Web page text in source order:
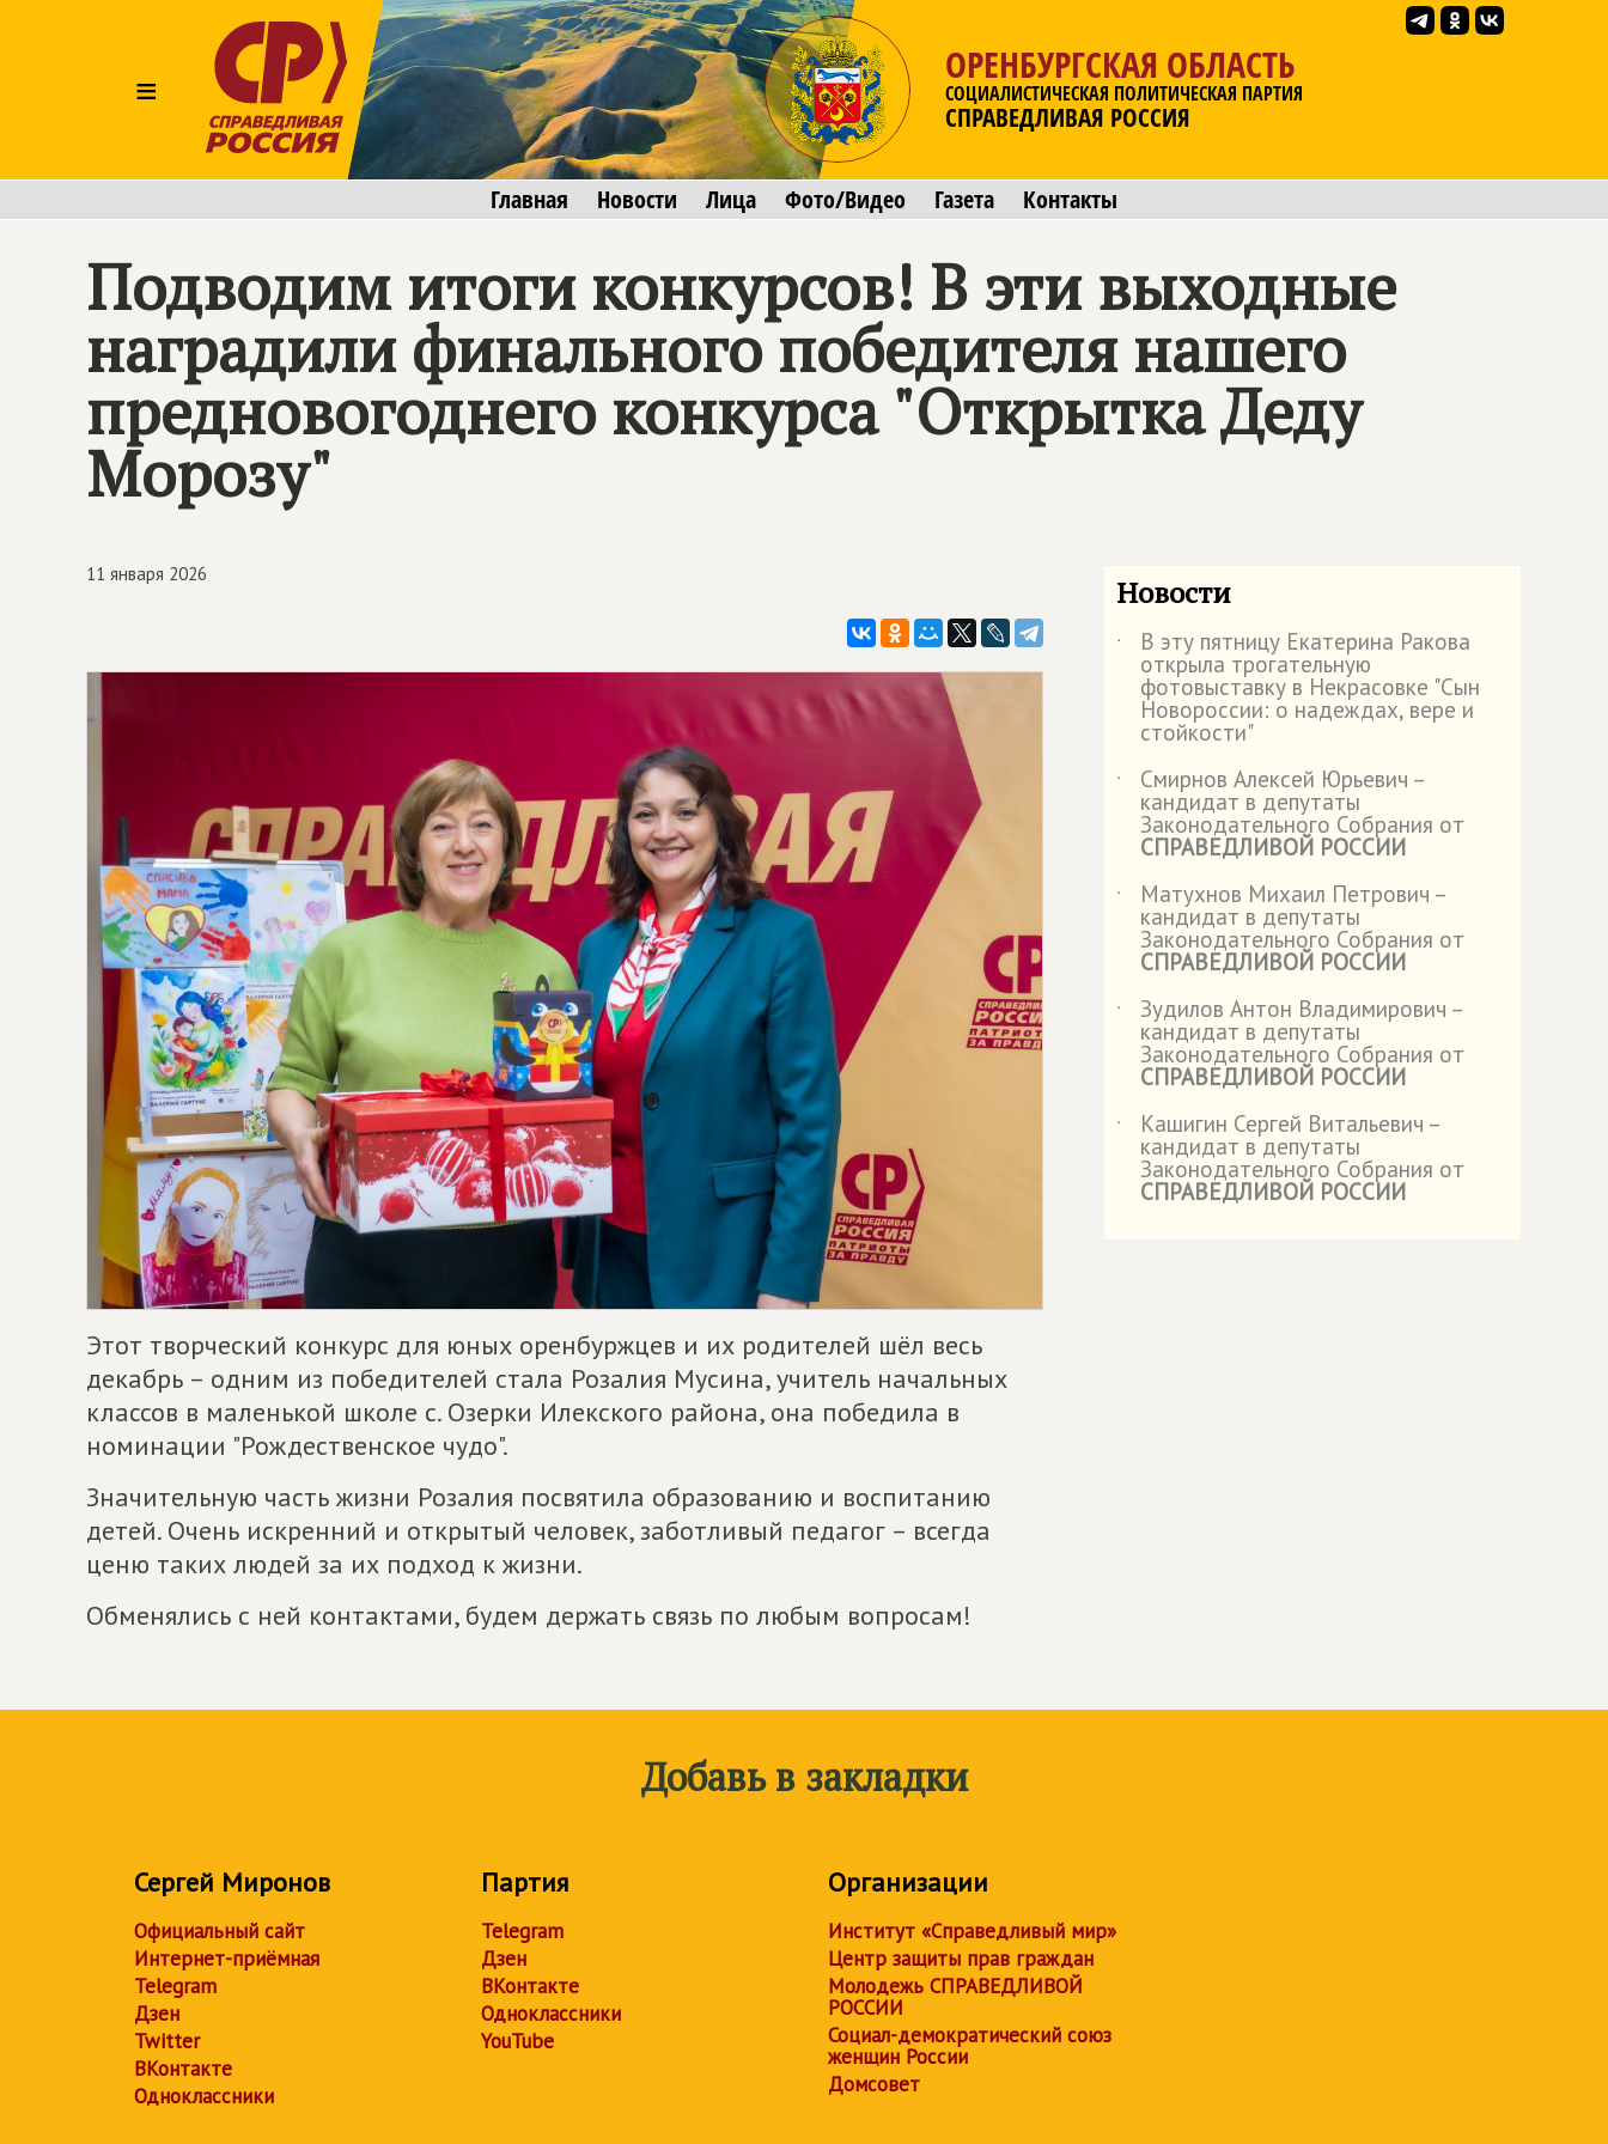
≡
ОРЕНБУРГСКАЯ ОБЛАСТЬ
СОЦИАЛИСТИЧЕСКАЯ ПОЛИТИЧЕСКАЯ ПАРТИЯ
СПРАВЕДЛИВАЯ РОССИЯ
Главная Новости Лица Фото/Видео Газета Контакты
Подводим итоги конкурсов! В эти выходные
наградили финального победителя нашего
предновогоднего конкурса "Открытка Деду
Морозу"
11 января 2026
Этот творческий конкурс для юных оренбуржцев и их родителей шёл весь
декабрь – одним из победителей стала Розалия Мусина, учитель начальных
классов в маленькой школе с. Озерки Илекского района, она победила в
номинации "Рождественское чудо".
Значительную часть жизни Розалия посвятила образованию и воспитанию
детей. Очень искренний и открытый человек, заботливый педагог – всегда
ценю таких людей за их подход к жизни.
Обменялись с ней контактами, будем держать связь по любым вопросам!
Новости
˙ В эту пятницу Екатерина Ракова
открыла трогательную
фотовыставку в Некрасовке "Сын
Новороссии: о надеждах, вере и
стойкости"
˙
Смирнов Алексей Юрьевич –
кандидат в депутаты
Законодательного Собрания от
СПРАВЕДЛИВОЙ РОССИИ
˙
Матухнов Михаил Петрович –
кандидат в депутаты
Законодательного Собрания от
СПРАВЕДЛИВОЙ РОССИИ
˙
Зудилов Антон Владимирович –
кандидат в депутаты
Законодательного Собрания от
СПРАВЕДЛИВОЙ РОССИИ
˙
Кашигин Сергей Витальевич –
кандидат в депутаты
Законодательного Собрания от
СПРАВЕДЛИВОЙ РОССИИ
Добавь в закладки
Сергей Миронов
Официальный сайт
Интернет-приёмная
Telegram
Дзен
Twitter
ВКонтакте
Одноклассники
Партия
Telegram
Дзен
ВКонтакте
Одноклассники
YouTube
Организации
Институт «Справедливый мир»
Центр защиты прав граждан
Молодежь СПРАВЕДЛИВОЙ
РОССИИ
Социал-демократический союз
женщин России
Домсовет